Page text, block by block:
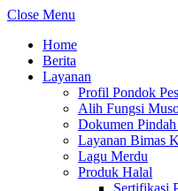
Close Menu
Home
Berita
Layanan
Profil Pondok
Alih Fungsi
Dokumen
Layanan Bimas
Lagu Merdu
Produk Halal
Sertifikasi